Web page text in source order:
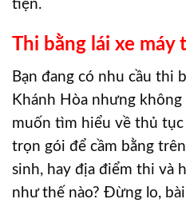
tiện.
Thi bằng lái xe máy
Bạn đang có nhu cầu thi
Khánh Hòa nhưng không
muốn tìm hiểu về thủ
trọn gói để cầm bằng
sinh, hay địa điểm thi và
như thế nào? Đừng lo,